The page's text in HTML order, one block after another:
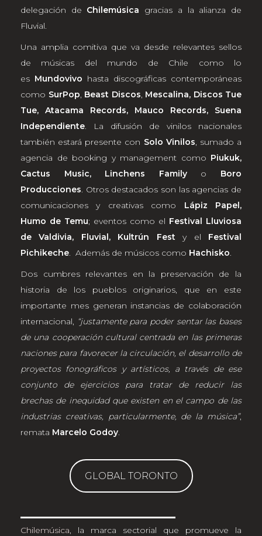
delegación de Chilemúsica gracias a la alianza de
Fluvial.
Una amplia comitiva que va desde relevantes sellos
de músicas del mundo de Chile como lo
es Mundovivo hasta discográficas contemporáneas
como SurPop, Beast Discos, Mescalina, Discos Tue
Tue, Atacama Records, Mauco Records, Suena
Independiente. La difusión de vinilos nacionales
también estará presente con Solo Vinilos, sumado a
agencia de booking y management como Piukuk,
Cactus Music, Linchens Family o Boro
Producciones. Otros destacados son las agencias de
comunicaciones y creativas como Lápiz Papel,
Humo de Temu; eventos como el Festival Lluviosa
de Valdivia, Fluvial, Kultrún Fest y el Festival
Pichikeche. Además de músicos como Hachisko.
Dos cumbres relevantes en la preservación de la
historia de los pueblos originarios, que en este
importante mes generan instancias de colaboración
internacional, “justamente para poder sentar las bases
de una cooperación cultural centrada en las primeras
naciones para favorecer la circulación, el desarrollo de
proyectos fonográficos y artísticos, a través de ese
conjunto de ejercicios para tratar de reducir las
brechas de inequidad que existen en el campo de las
industrias creativas, particularmente, de la música”,
remata Marcelo Godoy.
GLOBAL TORONTO
Chilemúsica , la marca sectorial que promueve la